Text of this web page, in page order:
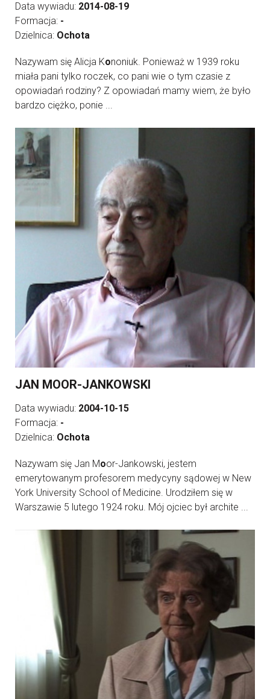
Data wywiadu: 2014-08-19
Formacja: -
Dzielnica: Ochota
Nazywam się Alicja Kononiuk. Ponieważ w 1939 roku
miała pani tylko roczek, co pani wie o tym czasie z
opowiadań rodziny? Z opowiadań mamy wiem, że było
bardzo ciężko, ponie ...
JAN MOOR-JANKOWSKI
Data wywiadu: 2004-10-15
Formacja: -
Dzielnica: Ochota
Nazywam się Jan Moor-Jankowski, jestem
emerytowanym profesorem medycyny sądowej w New
York University School of Medicine. Urodziłem się w
Warszawie 5 lutego 1924 roku. Mój ojciec był archite ...